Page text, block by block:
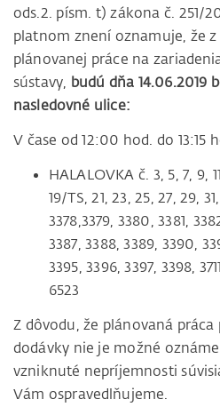
ods.2. písm. t) zákona č. 251/
platnom znení oznamuje, že
plánovanej práce na
sústavy, budú dňa 14.06.2019
nasledovné ulice:
V čase od 12:00 hod. do 13:15
HALALOVKA č. 3, 5, 7, 9,
19/TS, 21, 23, 25, 27, 29,
3378,3379, 3380, 3381,
3387, 3388, 3389, 3390,
3395, 3396, 3397, 3398,
6523
Z dôvodu, že plánovaná
dodávky nie je možné
vzniknuté nepríjemnosti
Vám ospravedlňujeme.